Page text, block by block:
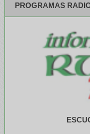
PROGRAMAS